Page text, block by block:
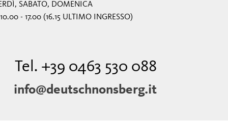
SABATO, DOMENICA
- 17.00 (16.15 ULTIMO INGRESSO)
Tel. +39 0463 530 088
info@deutschnonsberg.it